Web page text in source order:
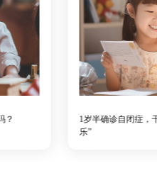
1岁半确诊自闭症，干预7年